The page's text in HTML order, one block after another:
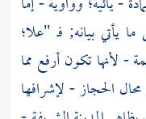
يأتي بيانه; فـ "علا؛
- لأنها تكون أرفع مما
الحجاز- لإشرافها